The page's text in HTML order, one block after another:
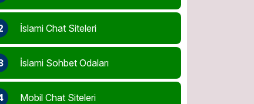
İslami Chat Siteleri
İslami Sohbet Odaları
Mobil Chat Siteleri